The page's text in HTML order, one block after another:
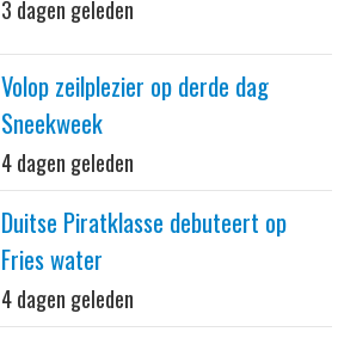
3 dagen geleden
Volop zeilplezier op derde dag
Sneekweek
4 dagen geleden
Duitse Piratklasse debuteert op
Fries water
4 dagen geleden